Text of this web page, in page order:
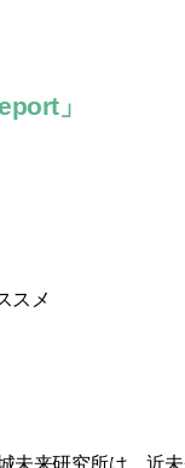
」
スメ
未来研究所は、近